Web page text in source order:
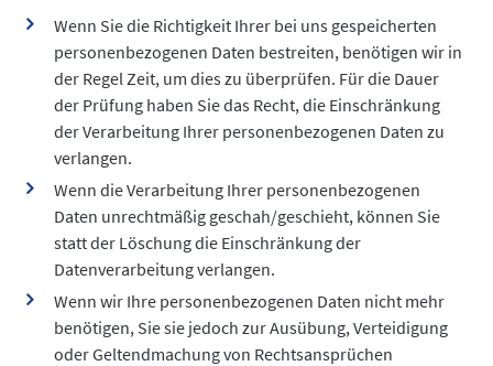
Wenn Sie die Richtigkeit Ihrer bei uns gespeicherten
personenbezogenen Daten bestreiten, benötigen wir in
der Regel Zeit, um dies zu überprüfen. Für die Dauer
der Prüfung haben Sie das Recht, die Einschränkung
der Verarbeitung Ihrer personenbezogenen Daten zu
verlangen.
Wenn die Verarbeitung Ihrer personenbezogenen
Daten unrechtmäßig geschah/geschieht, können Sie
statt der Löschung die Einschränkung der
Datenverarbeitung verlangen.
Wenn wir Ihre personenbezogenen Daten nicht mehr
benötigen, Sie sie jedoch zur Ausübung, Verteidigung
oder Geltendmachung von Rechtsansprüchen